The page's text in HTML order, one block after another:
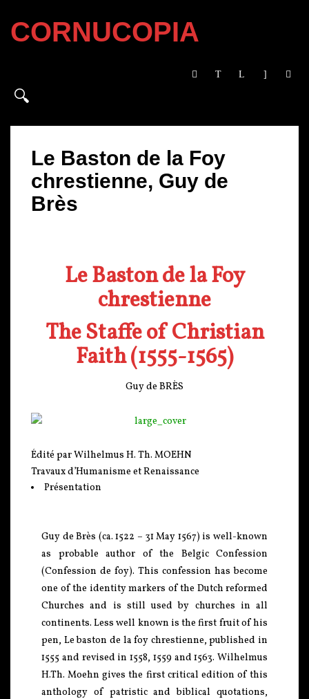
CORNUCOPIA
Le Baston de la Foy
chrestienne, Guy de
Brès
Le Baston de la Foy
chrestienne
The Staffe of Christian
Faith (1555-1565)
Guy de BRÈS
Édité par Wilhelmus H. Th. MOEHN
Travaux d’Humanisme et Renaissance
Présentation
Guy de Brès (ca. 1522 – 31 May 1567) is well-known
as probable author of the Belgic Confession
(Confession de foy). This confession has become
one of the identity markers of the Dutch reformed
Churches and is still used by churches in all
continents. Less well known is the first fruit of his
pen, Le baston de la foy chrestienne, published in
1555 and revised in 1558, 1559 and 1563. Wilhelmus
H.Th. Moehn gives the first critical edition of this
anthology of patristic and biblical quotations,